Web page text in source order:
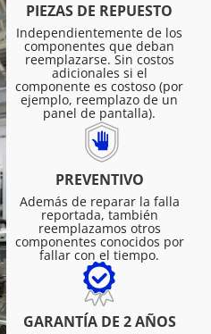
PIEZAS DE REPUESTO
Independientemente de los
componentes que deban
reemplazarse. Sin costos
adicionales si el
componente es costoso (por
ejemplo, reemplazo de un
panel de pantalla).
PREVENTIVO
Además de reparar la falla
reportada, también
reemplazamos otros
componentes conocidos por
fallar con el tiempo.
GARANTÍA DE 2 AÑOS